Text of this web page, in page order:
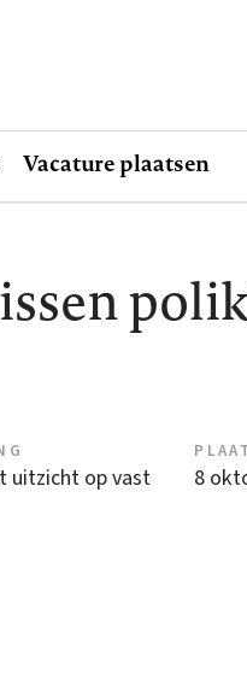
Vacature plaatsen
uitzicht op vast 8